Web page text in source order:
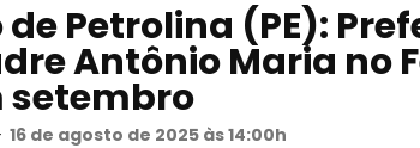
Petrolina (PE):
Antônio Maria no
setembro
16 de agosto de 2025 às 14:00h